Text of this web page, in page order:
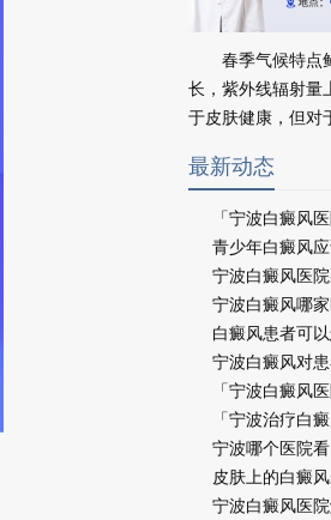
春季气候特点
长，紫外线辐射量
于皮肤健康，但对
最新动态
「宁波白癜风
青少年白癜风
宁波白癜风医
宁波白癜风哪
白癜风患者可
宁波白癜风对
「宁波白癜风
「宁波治疗白
宁波哪个医院
皮肤上的白癜
宁波白癜风医